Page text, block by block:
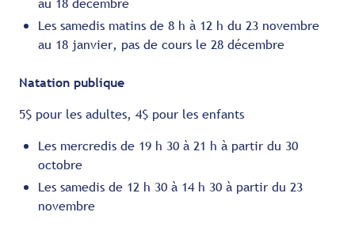
Les samedis matins de 8 h à 12 h du 23 novembre
au 18 janvier, pas de cours le 28 décembre
Natation publique
5$ pour les adultes, 4$ pour les enfants
Les mercredis de 19 h 30 à 21 h à partir du 30
octobre
Les samedis de 12 h 30 à 14 h 30 à partir du 23
novembre